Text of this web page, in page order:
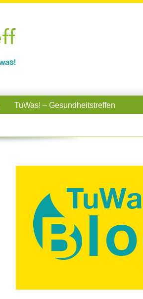
TuWas! – Gesundheitstreffen